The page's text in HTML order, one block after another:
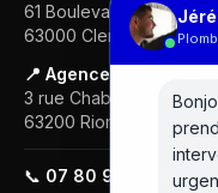
61 Boulevard Gustave
63000 Clermont-
📍 Agence —
3 rue Chabrol
63200 Riom
📞 07 80 97 00 74